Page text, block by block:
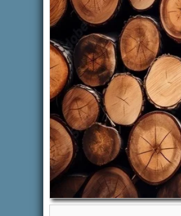
ARRETÉ PERMANENT DE
POLICE DE CIRCULATION
Tarn Fibre-EOS telecom
Auteur Amandine ESPASA/ 24 juillet
2026